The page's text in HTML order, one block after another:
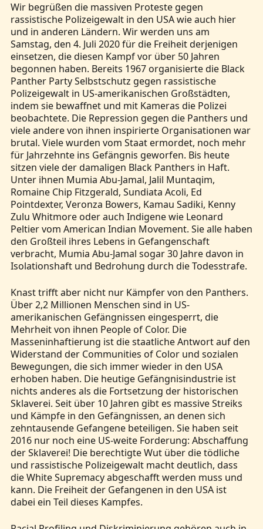
Wir begrüßen die massiven Proteste gegen
rassistische Polizeigewalt in den USA wie auch hier
und in anderen Ländern. Wir werden uns am
Samstag, den 4. Juli 2020 für die Freiheit derjenigen
einsetzen, die diesen Kampf vor über 50 Jahren
begonnen haben. Bereits 1967 organisierte die Black
Panther Party Selbstschutz gegen rassistische
Polizeigewalt in US-amerikanischen Großstädten,
indem sie bewaffnet und mit Kameras die Polizei
beobachtete. Die Repression gegen die Panthers und
viele andere von ihnen inspirierte Organisationen war
brutal. Viele wurden vom Staat ermordet, noch mehr
für Jahrzehnte ins Gefängnis geworfen. Bis heute
sitzen viele der damaligen Black Panthers in Haft.
Unter ihnen Mumia Abu-Jamal, Jalil Muntaqim,
Romaine Chip Fitzgerald, Sundiata Acoli, Ed
Pointdexter, Veronza Bowers, Kamau Sadiki, Kenny
Zulu Whitmore oder auch Indigene wie Leonard
Peltier vom American Indian Movement. Sie alle haben
den Großteil ihres Lebens in Gefangenschaft
verbracht, Mumia Abu-Jamal sogar 30 Jahre davon in
Isolationshaft und Bedrohung durch die Todesstrafe.
Knast trifft aber nicht nur Kämpfer von den Panthers.
Über 2,2 Millionen Menschen sind in US-
amerikanischen Gefängnissen eingesperrt, die
Mehrheit von ihnen People of Color. Die
Masseninhaftierung ist die staatliche Antwort auf den
Widerstand der Communities of Color und sozialen
Bewegungen, die sich immer wieder in den USA
erhoben haben. Die heutige Gefängnisindustrie ist
nichts anderes als die Fortsetzung der historischen
Sklaverei. Seit über 10 Jahren gibt es massive Streiks
und Kämpfe in den Gefängnissen, an denen sich
zehntausende Gefangene beteiligen. Sie haben seit
2016 nur noch eine US-weite Forderung: Abschaffung
der Sklaverei! Die berechtigte Wut über die tödliche
und rassistische Polizeigewalt macht deutlich, dass
die White Supremacy abgeschafft werden muss und
kann. Die Freiheit der Gefangenen in den USA ist
dabei ein Teil dieses Kampfes.